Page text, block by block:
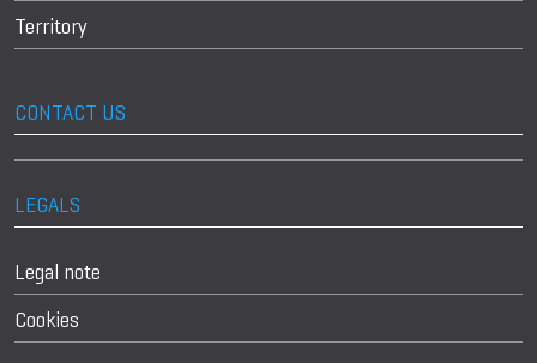
Territory
CONTACT US
LEGALS
Legal note
Cookies